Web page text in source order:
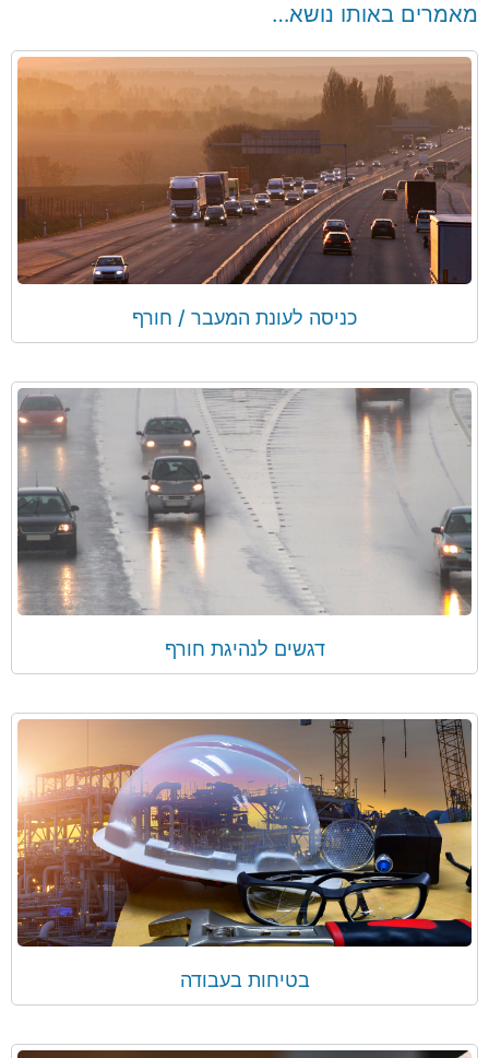
מאמרים באותו נושא…
כניסה לעונת המעבר / חורף
דגשים לנהיגת חורף
בטיחות בעבודה